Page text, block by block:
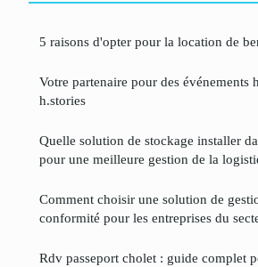
5 raisons d'opter pour la location de
Votre partenaire pour des événements
h.stories
Quelle solution de stockage installer
pour une meilleure gestion de la
Comment choisir une solution de
conformité pour les entreprises du
Rdv passeport cholet : guide complet